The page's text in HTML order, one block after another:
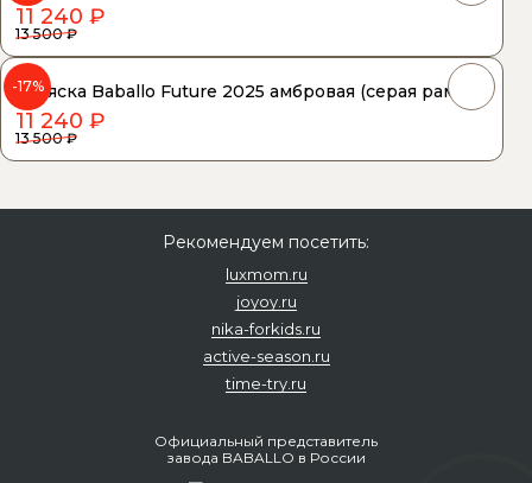
11 240 ₽
13 500 ₽
-17%
Коляска Baballo Future 2025 амбровая (серая рама)
11 240 ₽
13 500 ₽
Рекомендуем посетить:
luxmom.ru
joyoy.ru
nika-forkids.ru
active-season.ru
time-try.ru
Официальный представитель
завода BABALLO в России